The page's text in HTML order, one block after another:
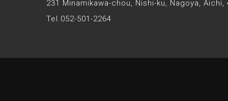
231 Minamikawa-chou, Nishi-ku, Nagoya, Aichi,
Tel.052-501-2264